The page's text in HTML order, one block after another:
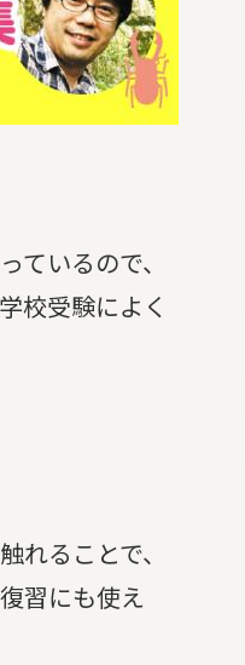
いるので、
校受験によく
れることで、
習にも使え